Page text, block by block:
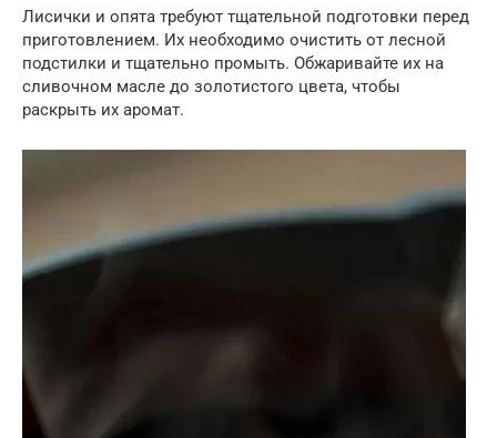
Лисички и опята требуют тщательной подготовки перед
приготовлением. Их необходимо очистить от лесной
подстилки и тщательно промыть. Обжаривайте их на
сливочном масле до золотистого цвета, чтобы
раскрыть их аромат.